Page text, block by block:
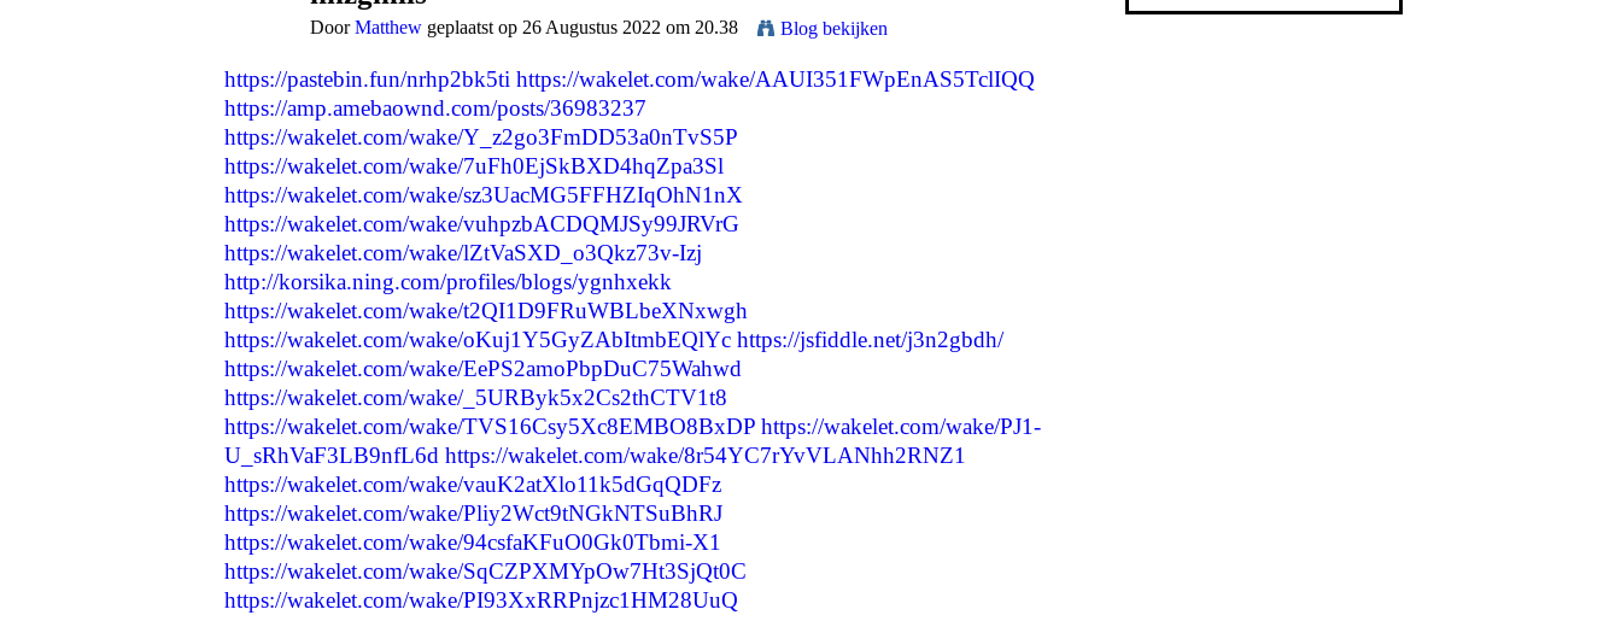
DoorMatthew geplaatst op 26 Augustus 2022 om 20.38 Blog bekijken
https://pastebin.fun/nrhp2bk5ti https://wakelet.com/wake/AAUI351FWpEnAS5TclIQQ
https://amp.amebaownd.com/posts/36983237
https://wakelet.com/wake/Y_z2go3FmDD53a0nTvS5P
https://wakelet.com/wake/7uFh0EjSkBXD4hqZpa3Sl
https://wakelet.com/wake/sz3UacMG5FFHZIqOhN1nX
https://wakelet.com/wake/vuhpzbACDQMJSy99JRVrG
https://wakelet.com/wake/lZtVaSXD_o3Qkz73v-Izj
http://korsika.ning.com/profiles/blogs/ygnhxekk
https://wakelet.com/wake/t2QI1D9FRuWBLbeXNxwgh
https://wakelet.com/wake/oKuj1Y5GyZAbItmbEQlYc https://jsfiddle.net/j3n2gbdh/
https://wakelet.com/wake/EePS2amoPbpDuC75Wahwd
https://wakelet.com/wake/_5URByk5x2Cs2thCTV1t8
https://wakelet.com/wake/TVS16Csy5Xc8EMBO8BxDP https://wakelet.com/wake/PJ1-
U_sRhVaF3LB9nfL6d https://wakelet.com/wake/8r54YC7rYvVLANhh2RNZ1
https://wakelet.com/wake/vauK2atXlo11k5dGqQDFz
https://wakelet.com/wake/Pliy2Wct9tNGkNTSuBhRJ
https://wakelet.com/wake/94csfaKFuO0Gk0Tbmi-X1
https://wakelet.com/wake/SqCZPXMYpOw7Ht3SjQt0C
https://wakelet.com/wake/PI93XxRRPnjzc1HM28UuQ